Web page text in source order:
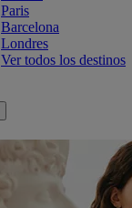
Paris
Barcelona
Londres
Ver todos los destinos